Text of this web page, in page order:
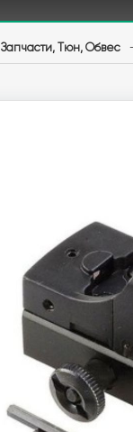
Запчасти, Тюн, Обвес